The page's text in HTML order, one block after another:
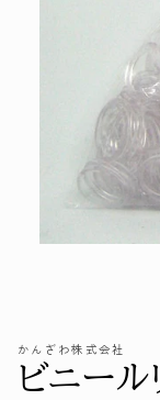
メ
デ
ィ
かんざわ株式会社
ビニー